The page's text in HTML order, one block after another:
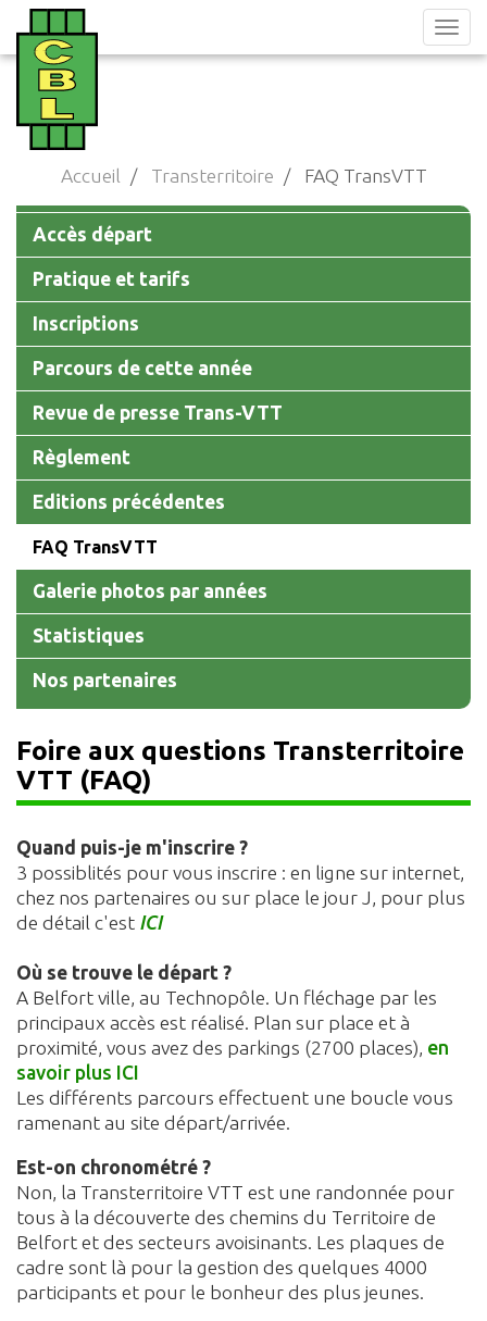
Aller
au
contenu
principal
Accueil Transterritoire FAQ TransVTT
Main
navigation
Accès départ
Pratique et tarifs
Inscriptions
Parcours de cette année
Revue de presse Trans-VTT
Règlement
Editions précédentes
FAQ TransVTT
Galerie photos par années
Statistiques
Nos partenaires
Foire aux questions Transterritoire
VTT (FAQ)
Quand puis-je m'inscrire ?
3 possiblités pour vous inscrire : en ligne sur internet,
chez nos partenaires ou sur place le jour J, pour plus
de détail c'est ICI
Où se trouve le départ ?
A Belfort ville, au Technopôle. Un fléchage par les
principaux accès est réalisé. Plan sur place et à
proximité, vous avez des parkings (2700 places), en
savoir plus ICI
Les différents parcours effectuent une boucle vous
ramenant au site départ/arrivée.
Est-on chronométré ?
Non, la Transterritoire VTT est une randonnée pour
tous à la découverte des chemins du Territoire de
Belfort et des secteurs avoisinants. Les plaques de
cadre sont là pour la gestion des quelques 4000
participants et pour le bonheur des plus jeunes.